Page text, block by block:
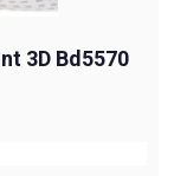
3D Bd5570